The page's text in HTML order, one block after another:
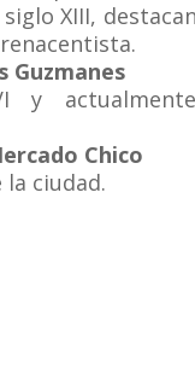
XIII,
Guzmanes
y
Chico
la ciudad.